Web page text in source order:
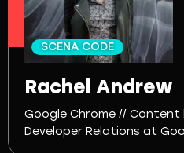
SCENA CODE
Rachel Andrew
Google Chrome //
Developer Relations at